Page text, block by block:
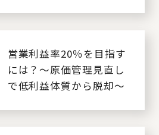
営業利益率20％を目指す
には？～原価管理見直し
で低利益体質から脱却～